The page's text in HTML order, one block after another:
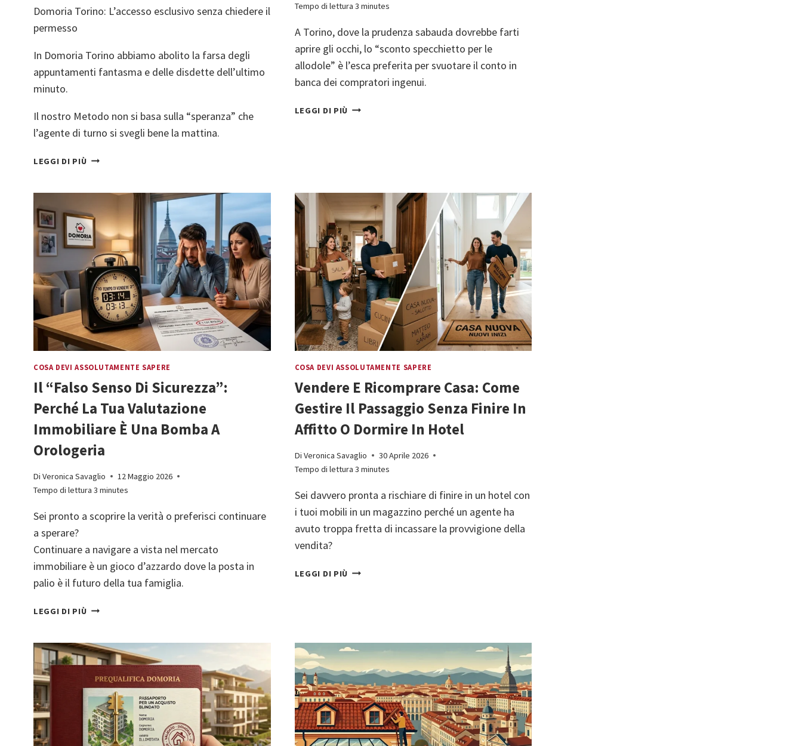
Domoria Torino: L’accesso esclusivo senza chiedere il
permesso
In Domoria Torino abbiamo abolito la farsa degli
appuntamenti fantasma e delle disdette dell’ultimo
minuto.
Il nostro Metodo non si basa sulla “speranza” che
l’agente di turno si svegli bene la mattina.
LEGGI DI PIÙIL
TELEFONO:
PERCHÉ
LE
AGENZIE
TI
RIMBALZANO
(E
COME
SMETTERE
DI
FARE
IL
MENDICANTE
Tempo di lettura 3 minutes
A Torino, dove la prudenza sabauda dovrebbe farti
aprire gli occhi, lo “sconto specchietto per le
allodole” è l’esca preferita per svuotare il conto in
banca dei compratori ingenui.
LEGGI DI PIÙ LO
TRATTARE
SUL
PREZZO
DI
UNA
CASA
GONFIA
TI
FARÀ
COMUNQUE
PERDERE
DECINE
DI
MIGLIAIA
DI
EURO
COSA DEVI ASSOLUTAMENTE SAPERE
Il “Falso Senso Di Sicurezza”:
Perché La Tua Valutazione
Immobiliare È Una Bomba A
Orologeria
Di Veronica Savaglio
12 Maggio 2026
Tempo di lettura 3 minutes
Sei pronto a scoprire la verità o preferisci continuare
a sperare?
Continuare a navigare a vista nel mercato
immobiliare è un gioco d’azzardo dove la posta in
palio è il futuro della tua famiglia.
LEGGI DI PIÙIL
DI
SICUREZZA”:
PERCHÉ
LA
TUA
VALUTAZIONE
IMMOBILIARE
COSA DEVI ASSOLUTAMENTE SAPERE
Vendere E Ricomprare Casa: Come
Gestire Il Passaggio Senza Finire In
Affitto O Dormire In Hotel
Di Veronica Savaglio
30 Aprile 2026
Tempo di lettura 3 minutes
Sei davvero pronta a rischiare di finire in un hotel con
i tuoi mobili in un magazzino perché un agente ha
avuto troppa fretta di incassare la provvigione della
vendita?
LEGGI DI PIÙ VENDERE
IL
PASSAGGIO
SENZA
FINIRE
IN
AFFITTO
O